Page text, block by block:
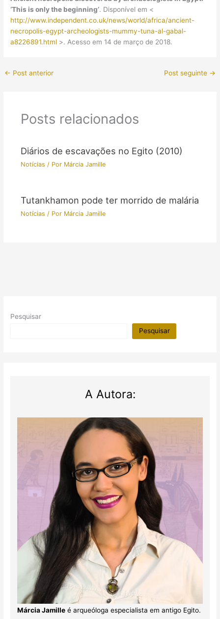
‘This is only the beginning’. Disponível em <
http://www.independent.co.uk/news/world/africa/ancient-
necropolis-egypt-archeologists-mummy-tuna-al-gabal-
a8226891.html >. Acesso em 14 de março de 2018.
← Post anterior Post seguinte →
Posts relacionados
Diários de escavações no Egito (2010)
Notícias / Por Márcia Jamille
Tutankhamon pode ter morrido de malária
Notícias / Por Márcia Jamille
Pesquisar
Pesquisar
A Autora:
Márcia Jamilleé arqueóloga especialista em antigo Egito.